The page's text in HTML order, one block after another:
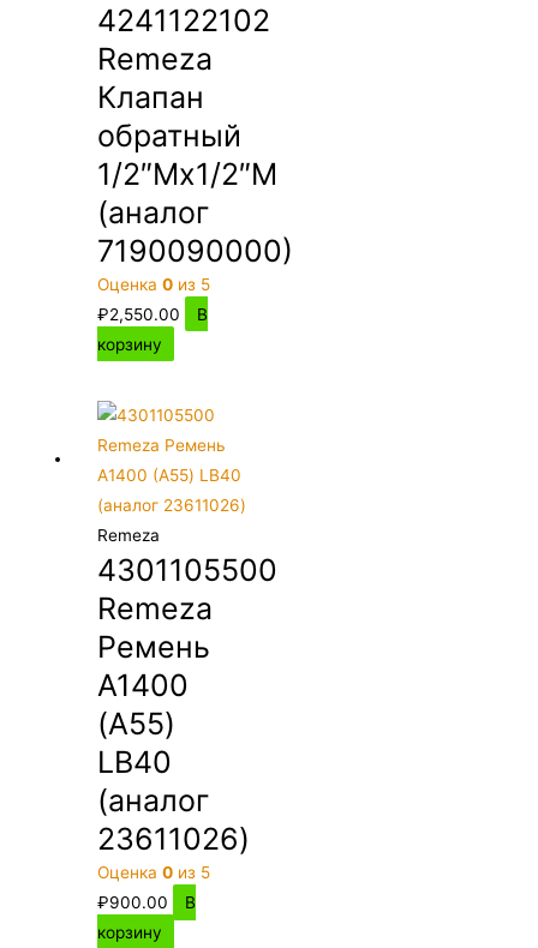
4241122102
Remeza
Клапан
обратный
1/2″Мх1/2″М
(аналог
7190090000)
Оценка0 из 5
₽2,550.00
В
корзину
Remeza
4301105500
Remeza
Ремень
А1400
(A55)
LB40
(аналог
23611026)
Оценка0 из 5
₽900.00
В
корзину